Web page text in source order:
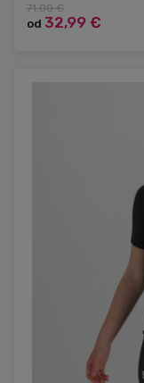
71,00 €
od 32,99 €